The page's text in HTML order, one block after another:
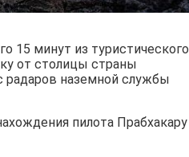
15 минут из туристического
от столицы страны
радаров наземной службы
пилота Прабхакару